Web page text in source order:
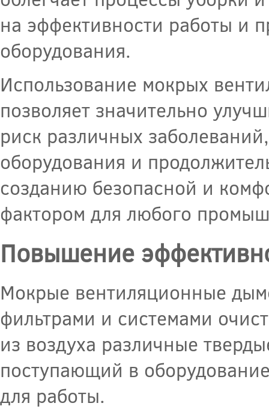
на эффективности работы и
оборудования.
Использование мокрых
позволяет значительно
риск различных
оборудования и
созданию безопасной и
фактором для любого
Повышение
Мокрые вентиляционные
фильтрами и системами
из воздуха различные
поступающий в
для работы.